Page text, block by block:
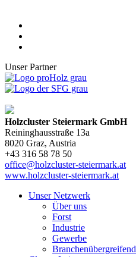
Unser Partner
Holzcluster Steiermark GmbH
Reininghausstraße 13a
8020 Graz, Austria
+43 316 58 78 50
office@holzcluster-steiermark.at
www.holzcluster-steiermark.at
Unser Netzwerk
Über uns
Forst
Industrie
Gewerbe
Branchenübergreifend